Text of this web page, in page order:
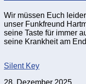
Wir müssen Euch
unser Funkfreund
seine Taste für immer
seine Krankheit am
Silent Key
28. Dezember 2025